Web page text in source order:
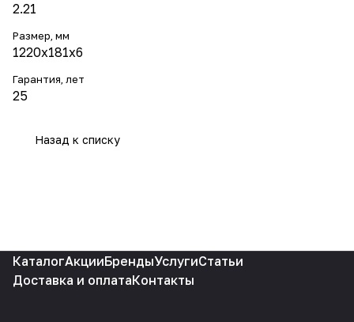
2.21
Размер, мм
1220x181x6
Гарантия, лет
25
Назад к списку
КаталогАкцииБрендыУслугиСтатьи
Доставка и оплатаКонтакты